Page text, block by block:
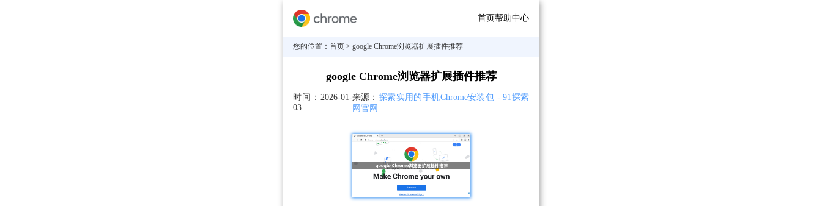
首页帮助中心
您的位置： 首页 > google Chrome浏览器扩展插件推荐
google Chrome浏览器扩展插件推荐
时间： 2026-01-
03
来源： 探索实用的手机Chrome安装包 - 91探索
网官网